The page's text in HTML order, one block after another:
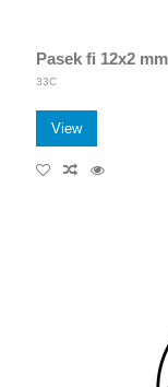
Pasek fi 12x2 mm
33C
View